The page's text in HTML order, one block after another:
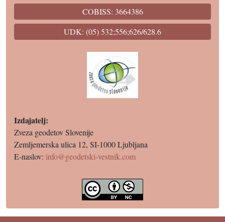
COBISS: 3664386
UDK: (05) 532;556;626/628.6
Izdajatelj:
Zveza geodetov Slovenije
Zemljemerska ulica 12, SI-1000 Ljubljana
E-naslov: info@geodetski-vestnik.com